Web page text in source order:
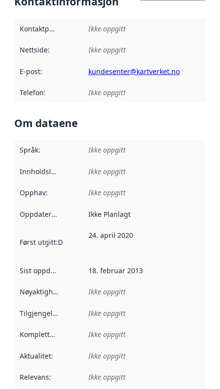
Kontaktpunkt Ikke oppgitt
Nettside: Ikke oppgitt
E-post: kundesenter@kartverket.no
Telefon: Ikke oppgitt
Om dataene
Språk: Ikke oppgitt
Innholdsleverandører :
Ikke oppgitt
Opphav: Ikke oppgitt
Oppdateringsfrekvens :
Ikke Planlagt
Først utgitt:Denne datoen sier når dataene i dette
24. april 2020
Sist oppdatert 18. februar 2013
Nøyaktighet Ikke oppgitt
Tilgjengelighet Ikke oppgitt
Kompletthet Ikke oppgitt
Aktualitet: Ikke oppgitt
Relevans: Ikke oppgitt